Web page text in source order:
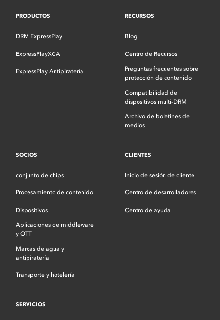
PRODUCTOS
DRM ExpressPlay
ExpressPlayXCA
ExpressPlay Antipiratería
RECURSOS
Blog
Centro de Recursos
Preguntas frecuentes sobre
protección de contenido
Compatibilidad de
dispositivos multi-DRM
Archivo de boletines de
medios
SOCIOS
conjunto de chips
Procesamiento de contenido
Dispositivos
Aplicaciones de middleware
y OTT
Marcas de agua y
antipiratería
Transporte y hotelería
CLIENTES
Inicio de sesión de cliente
Centro de desarrolladores
Centro de ayuda
SERVICIOS